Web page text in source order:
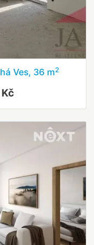
Ves, 36 m2